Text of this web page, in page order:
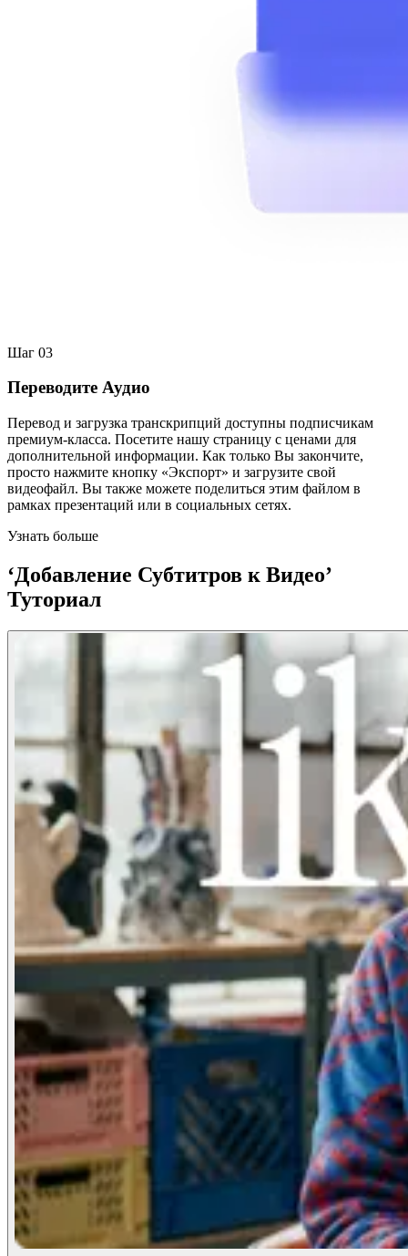
Шаг 03
Переводите Аудио
Перевод и загрузка транскрипций доступны подписчикам
премиум-класса. Посетите нашу страницу с ценами для
дополнительной информации. Как только Вы закончите,
просто нажмите кнопку «Экспорт» и загрузите свой
видеофайл. Вы также можете поделиться этим файлом в
рамках презентаций или в социальных сетях.
Узнать больше
‘Добавление Субтитров к Видео’
Туториал